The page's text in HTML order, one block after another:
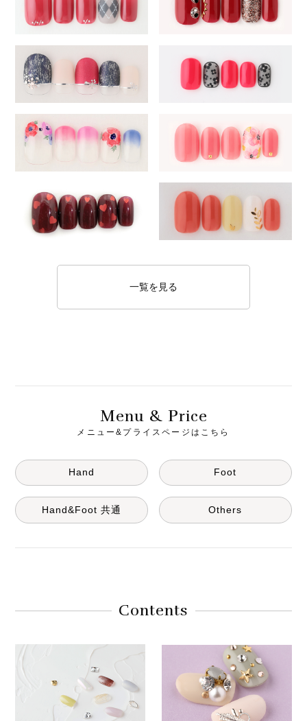
一覧を見る
Menu & Price
メニュー&プライスページはこちら
Hand Foot
Hand&Foot 共通 Others
Contents